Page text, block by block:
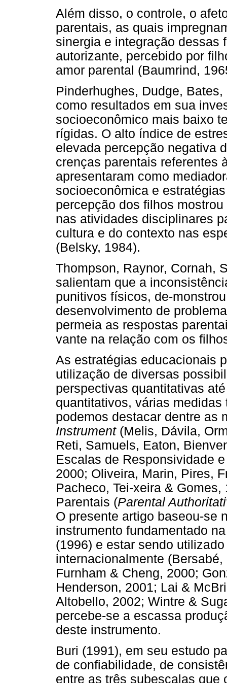
Além disso, o controle, o
parentais, as quais
sinergia e integração dessas
autorizante, percebido por
amor parental (Baumrind,
Pinderhughes, Dudge,
como resultados em sua
socioeconômico mais baixo
rígidas. O alto índice de
elevada percepção negativa
crenças parentais referentes
apresentaram como
socioeconômica e
percepção dos filhos
nas atividades disciplinares
cultura e do contexto nas
(Belsky, 1984).
Thompson, Raynor, Cornah,
salientam que a
punitivos físicos, de-
desenvolvimento de
permeia as respostas
vante na relação com os
As estratégias educacionais
utilização de diversas
perspectivas quantitativas
quantitativos, várias
podemos destacar dentre as
Instrument(Melis, Dávila,
Reti, Samuels, Eaton,
Escalas de Responsividade
2000; Oliveira, Marin, Pires,
Pacheco, Tei-xeira &
Parentais (Parental
O presente artigo baseou-se
instrumento fundamentado
(1996) e estar sendo
internacionalmente
Furnham & Cheng, 2000;
Henderson, 2001; Lai &
Altobello, 2002; Wintre &
percebe-se a escassa
deste instrumento.
Buri (1991), em seu estudo
de confiabilidade, de
entre as três subescalas que